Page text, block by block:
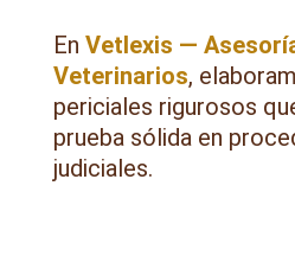
En Vetlexis —
Veterinarios,
periciales rigurosos
prueba sólida en
judiciales.